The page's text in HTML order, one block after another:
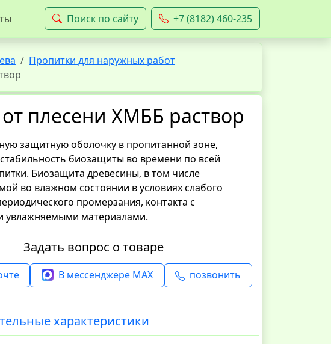
Поиск по сайту +7 (8182) 460-235
Пропитки для наружных работ
плесени ХМББ раствор
защитную оболочку в пропитанной зоне,
биозащиты во времени по всей
Биозащита древесины, в том числе
во влажном состоянии в условиях слабого
промерзания, контакта с
увлажняемыми материалами.
Задать вопрос о товаре
В мессенджере MAX позвонить
характеристики